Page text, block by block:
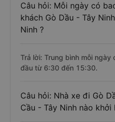
Câu hỏi: Mỗi ngày có
khách Gò Dầu - Tây
Ninh ?
Trả lời: Trung bình mỗi
đầu từ 6:30 đến 15:30.
Câu hỏi: Nhà xe đi Gò
Cầu - Tây Ninh nào khởi